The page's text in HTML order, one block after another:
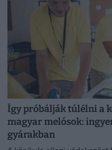
Így próbálják túlélni a
magyar melósok:
gyárakban